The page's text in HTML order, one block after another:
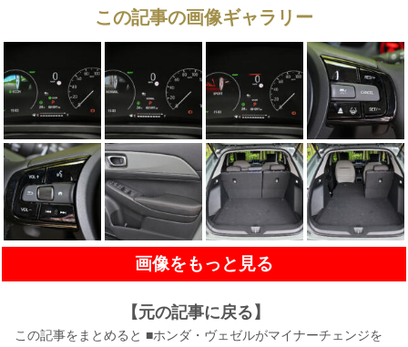
この記事の画像ギャラリー
画像をもっと見る
【元の記事に戻る】
この記事をまとめると ■ホンダ・ヴェゼルがマイナーチェンジを